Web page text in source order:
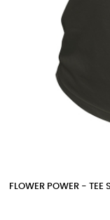
FLOWER POWER - TEE